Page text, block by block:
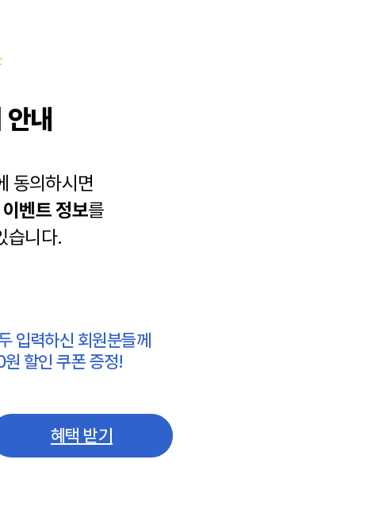
내
동의하시면
이벤트 정보를
습니다.
입력하신 회원분들께
할인 쿠폰 증정!
혜택 받기